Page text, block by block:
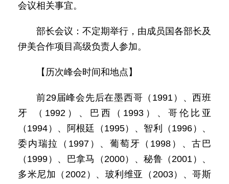
会议相关事宜。
部长会议：不定期举行，由成员国各部长及
伊美合作项目高级负责人参加。
【历次峰会时间和地点】
前29届峰会先后在墨西哥（1991）、西班
牙 （1992）、巴西（1993）、哥伦比亚
（1994）、阿根廷（1995）、智利（1996）、
委内瑞拉（1997）、葡萄牙（1998）、古巴
（1999）、巴拿马（2000）、秘鲁（2001）、
多米尼加（2002）、玻利维亚（2003）、哥斯